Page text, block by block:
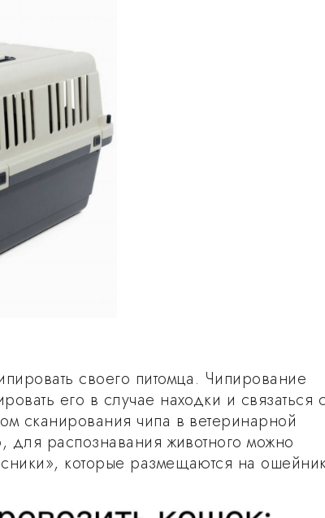
своего питомца. Чипирование
его в случае находки и связаться
сканирования чипа в ветеринарной
для распознавания животного можно
которые размещаются на